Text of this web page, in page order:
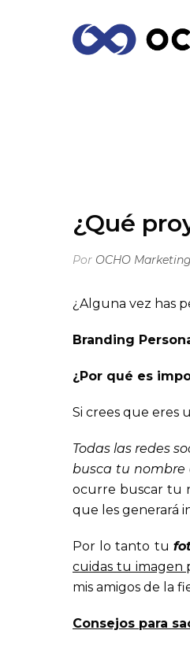
¿Qué
Por OCHO Marketing
¿Alguna vez has
Branding
¿Por qué es
Si crees que eres
Todas las redes
busca tu nombre
ocurre buscar tu
que les generará
Por lo tanto tu
cuidas tu imagen
mis amigos de la
Consejos para